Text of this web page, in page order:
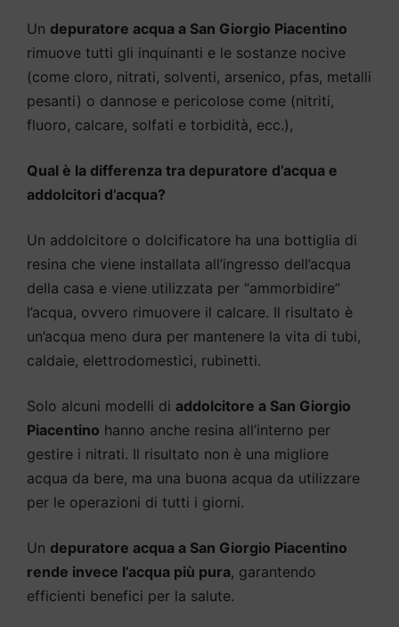
Un depuratore acqua a San Giorgio Piacentino
rimuove tutti gli inquinanti e le sostanze nocive
(come cloro, nitrati, solventi, arsenico, pfas, metalli
pesanti) o dannose e pericolose come (nitriti,
fluoro, calcare, solfati e torbidità, ecc.),
Qual è la differenza tra depuratore d’acqua e
addolcitori d’acqua?
Un addolcitore o dolcificatore ha una bottiglia di
resina che viene installata all’ingresso dell’acqua
della casa e viene utilizzata per “ammorbidire”
l’acqua, ovvero rimuovere il calcare. Il risultato è
un’acqua meno dura per mantenere la vita di tubi,
caldaie, elettrodomestici, rubinetti.
Solo alcuni modelli di addolcitore a San Giorgio
Piacentino hanno anche resina all’interno per
gestire i nitrati. Il risultato non è una migliore
acqua da bere, ma una buona acqua da utilizzare
per le operazioni di tutti i giorni.
Un depuratore acqua a San Giorgio Piacentino
rende invece l’acqua più pura, garantendo
efficienti benefici per la salute.